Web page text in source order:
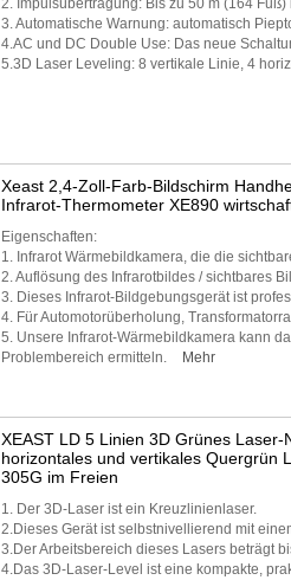
2. Impulsübertragung: Bis zu 50 m (164
3. Automatische Warnung: automatisch
4.AC und DC Double Use: Das neue
5.3D Laser Leveling: 8 vertikale Linie, 4
Xeast 2,4-Zoll-Farb-Bildschirm
Infrarot-Thermometer XE890
Eigenschaften:
1. Infrarot Wärmebildkamera, die die
2. Auflösung des Infrarotbildes / sichtbares
3. Dieses Infrarot-Bildgebungsgerät ist
4. Für Automotorüberholung,
5. Unsere Infrarot-Wärmebildkamera kann
Problembereich ermitteln.
Mehr
XEAST LD 5 Linien 3D Grünes
horizontales und vertikales Quergrün
305G im Freien
1. Der 3D-Laser ist ein Kreuzlinienlaser.
2.Dieses Gerät ist selbstnivellierend mit
3.Der Arbeitsbereich dieses Lasers beträgt
4.Das 3D-Laser-Level ist eine kompakte,